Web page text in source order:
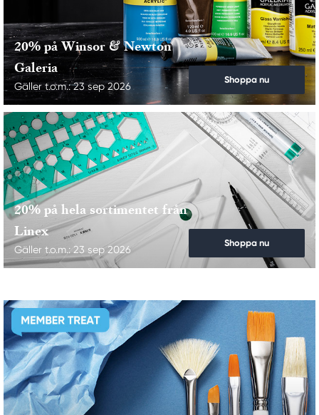
20% på Winsor & Newton
Galeria
Gäller t.o.m.: 23 sep 2026
Shoppa nu
20% på hela sortimentet från
Linex
Gäller t.o.m.: 23 sep 2026
Shoppa nu